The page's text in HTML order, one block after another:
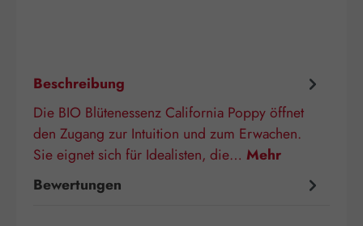
Beschreibung
Die BIO Blütenessenz California Poppy öffnet
den Zugang zur Intuition und zum Erwachen.
Sie eignet sich für Idealisten, die… Mehr
Bewertungen